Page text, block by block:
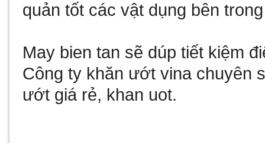
quản tốt các vật dụng bên
May bien tan sẽ dúp tiết kiệm
Công ty khăn ướt vina chuyên
ướt giá rẻ, khan uot.